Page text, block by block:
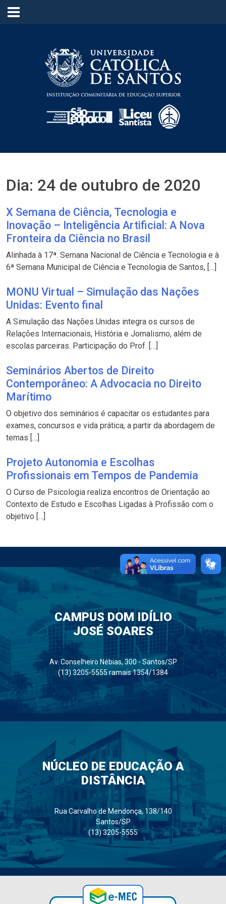
≡
Dia: 24 de outubro de 2020
X Semana de Ciência, Tecnologia e
Inovação – Inteligência Artificial: A Nova
Fronteira da Ciência no Brasil
Alinhada à 17ª. Semana Nacional de Ciência e Tecnologia e à
6ª Semana Municipal de Ciência e Tecnologia de Santos, […]
MONU Virtual – Simulação das Nações
Unidas: Evento final
A Simulação das Nações Unidas integra os cursos de
Relações Internacionais, História e Jornalismo, além de
escolas parceiras. Participação do Prof. […]
Seminários Abertos de Direito
Contemporâneo: A Advocacia no Direito
Marítimo
O objetivo dos seminários é capacitar os estudantes para
exames, concursos e vida prática, a partir da abordagem de
temas […]
Projeto Autonomia e Escolhas
Profissionais em Tempos de Pandemia
O Curso de Psicologia realiza encontros de Orientação ao
Contexto de Estudo e Escolhas Ligadas à Profissão com o
objetivo […]
CAMPUS DOM IDÍLIO
JOSÉ SOARES
Av. Conselheiro Nébias, 300 - Santos/SP
(13) 3205-5555 ramais 1354/1384
NÚCLEO DE EDUCAÇÃO A
DISTÂNCIA
Rua Carvalho de Mendonça, 138/140
Santos/SP
(13) 3205-5555